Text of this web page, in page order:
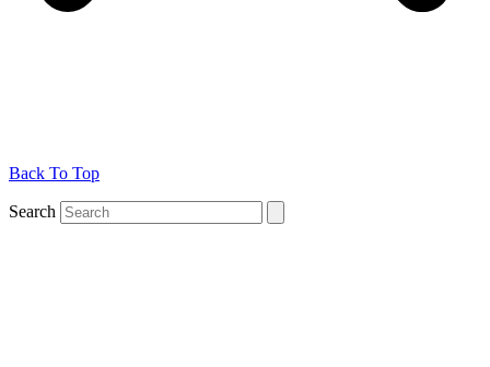
Back To Top
Search